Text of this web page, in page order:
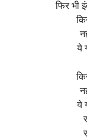
फिर भी
ये
ये